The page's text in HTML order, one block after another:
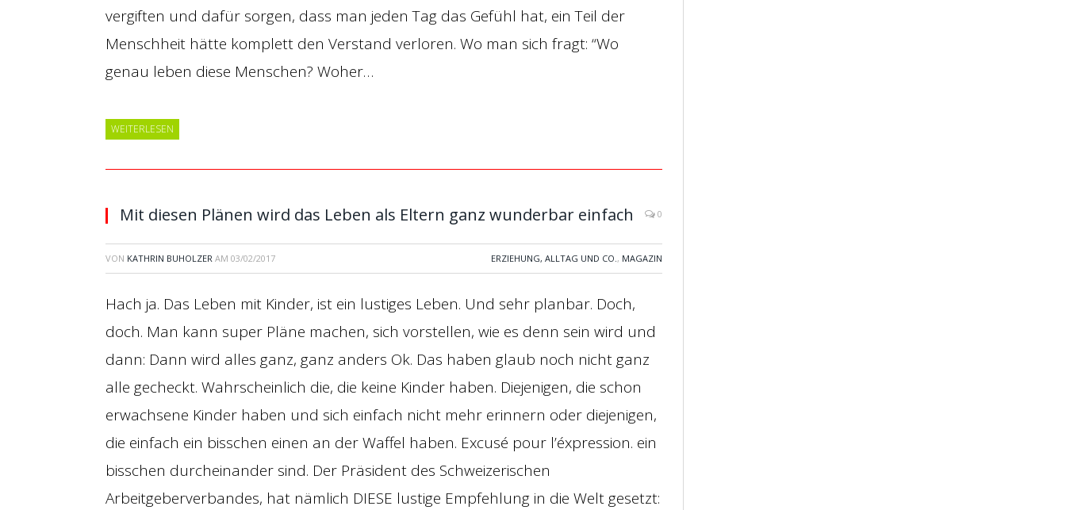
vergiften und dafür sorgen, dass man jeden Tag das Gefühl hat, ein Teil der
Menschheit hätte komplett den Verstand verloren. Wo man sich fragt: “Wo
genau leben diese Menschen? Woher…
WEITERLESEN
Mit diesen Plänen wird das Leben als Eltern ganz wunderbar einfach 0
VON KATHRIN BUHOLZER AM 03/02/2017 ERZIEHUNG, ALLTAG UND CO., MAGAZIN
Hach ja. Das Leben mit Kinder, ist ein lustiges Leben. Und sehr planbar. Doch,
doch. Man kann super Pläne machen, sich vorstellen, wie es denn sein wird und
dann: Dann wird alles ganz, ganz anders Ok. Das haben glaub noch nicht ganz
alle gecheckt. Wahrscheinlich die, die keine Kinder haben. Diejenigen, die schon
erwachsene Kinder haben und sich einfach nicht mehr erinnern oder diejenigen,
die einfach ein bisschen einen an der Waffel haben. Excusé pour l’éxpression. ein
bisschen durcheinander sind. Der Präsident des Schweizerischen
Arbeitgeberverbandes, hat nämlich DIESE lustige Empfehlung in die Welt gesetzt: